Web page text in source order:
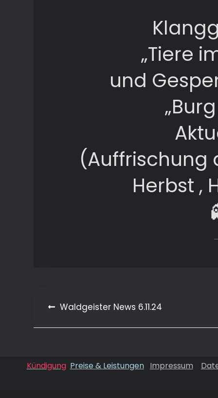
„Tiere
und
(Auffrischung
Herbst ,
Beitragsnavigation
Waldgeister News 6.11.24
Kündigung Preise & Leistungen Impressum